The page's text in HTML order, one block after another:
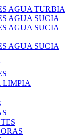
AGUA TURBIA
AGUA SUCIA
AGUA SUCIA
AGUA SUCIA
LIMPIA